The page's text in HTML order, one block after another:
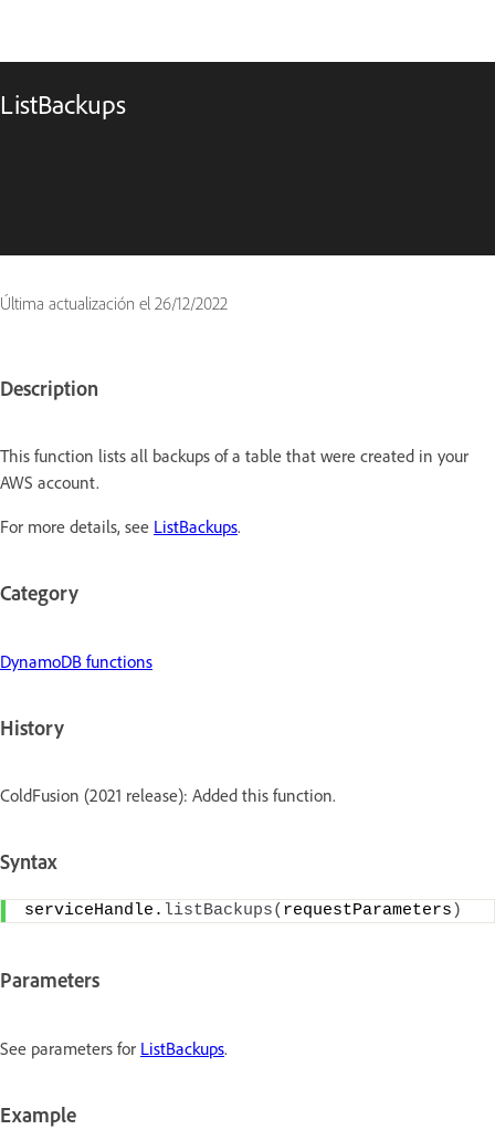
ListBackups
Última actualización el 26/12/2022
Description
This function lists all backups of a table that were created in your
AWS account.
For more details, see ListBackups.
Category
DynamoDB functions
History
ColdFusion (2021 release): Added this function.
Syntax
serviceHandle. listBackups( requestParameters )
Parameters
See parameters for ListBackups.
Example